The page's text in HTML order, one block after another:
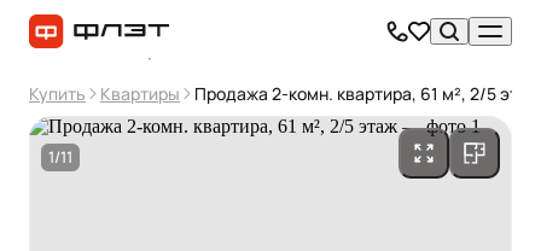
Купить Квартиры Продажа 2-комн. квартира, 61 м², 2/5 этаж
1/11